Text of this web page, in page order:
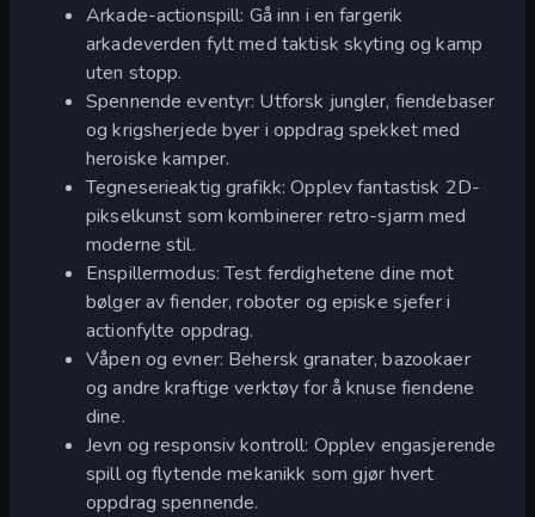
Arkade-actionspill: Gå inn i en fargerik
arkadeverden fylt med taktisk skyting og kamp
uten stopp.
Spennende eventyr: Utforsk jungler, fiendebaser
og krigsherjede byer i oppdrag spekket med
heroiske kamper.
Tegneserieaktig grafikk: Opplev fantastisk 2D-
pikselkunst som kombinerer retro-sjarm med
moderne stil.
Enspillermodus: Test ferdighetene dine mot
bølger av fiender, roboter og episke sjefer i
actionfylte oppdrag.
Våpen og evner: Behersk granater, bazookaer
og andre kraftige verktøy for å knuse fiendene
dine.
Jevn og responsiv kontroll: Opplev engasjerende
spill og flytende mekanikk som gjør hvert
oppdrag spennende.